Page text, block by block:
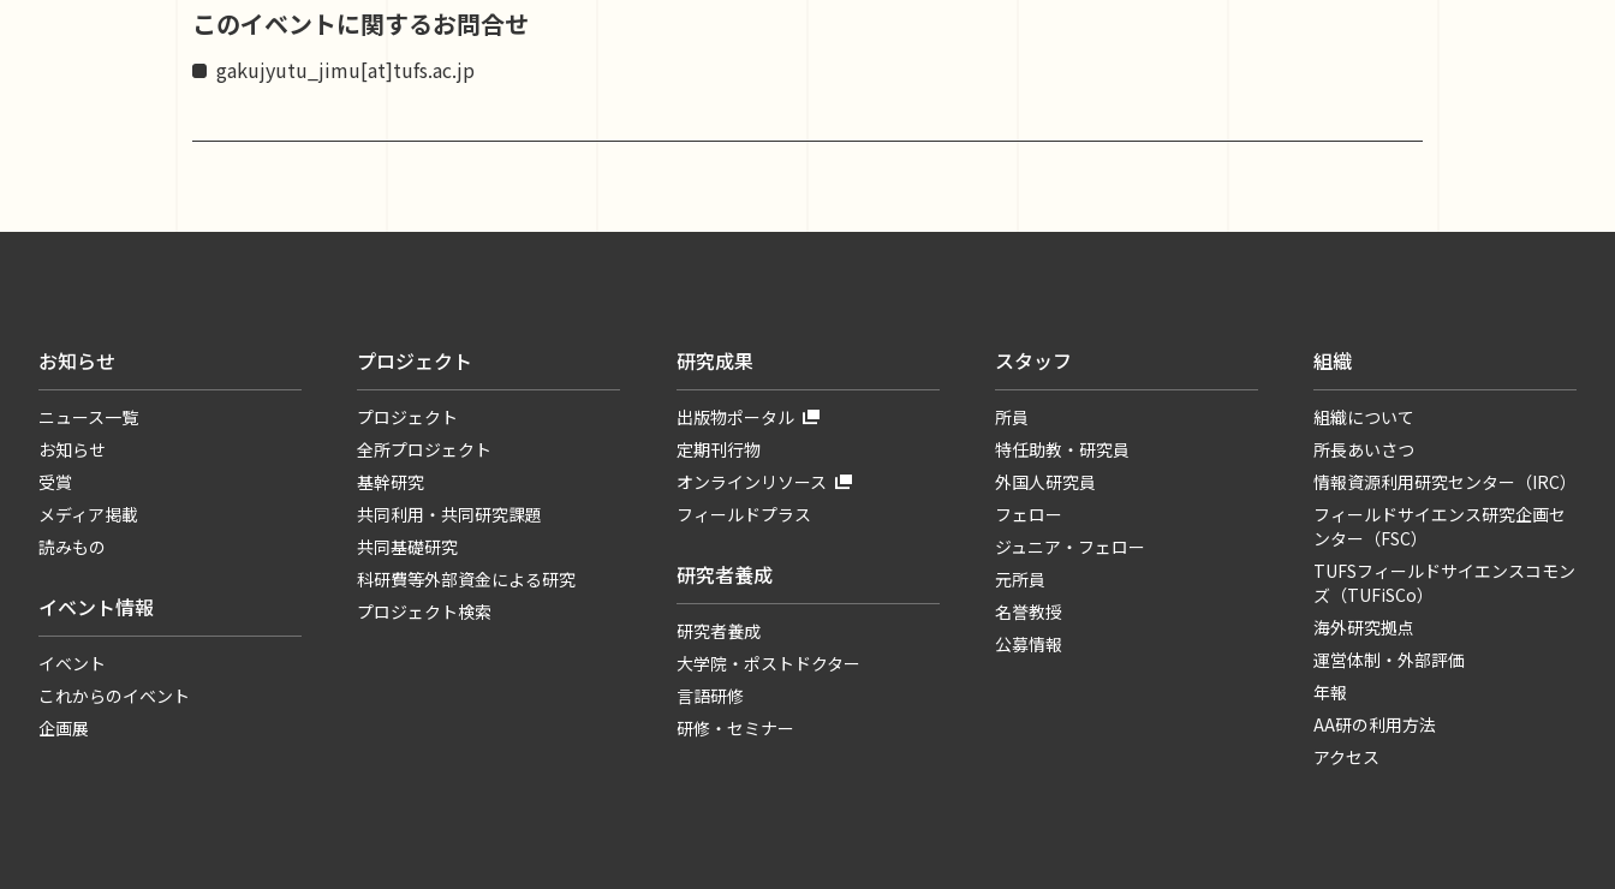
このイベントに関するお問合せ
gakujyutu_jimu[at]tufs.ac.jp
お知らせ
ニュース一覧
お知らせ
受賞
メディア掲載
読みもの
イベント情報
イベント
これからのイベント
企画展
プロジェクト
プロジェクト
全所プロジェクト
基幹研究
共同利用・共同研究課題
共同基礎研究
科研費等外部資金による研究
プロジェクト検索
研究成果
出版物ポータル
定期刊行物
オンラインリソース
フィールドプラス
研究者養成
研究者養成
大学院・ポストドクター
言語研修
研修・セミナー
スタッフ
所員
特任助教・研究員
外国人研究員
フェロー
ジュニア・フェロー
元所員
名誉教授
公募情報
組織
組織について
所長あいさつ
情報資源利用研究センター（IRC）
フィールドサイエンス研究企画セ
ンター（FSC）
TUFSフィールドサイエンスコモン
ズ（TUFiSCo）
海外研究拠点
運営体制・外部評価
年報
AA研の利用方法
アクセス